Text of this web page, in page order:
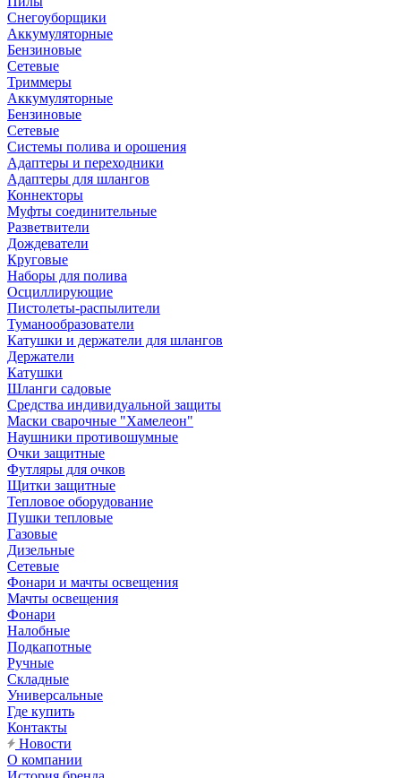
Снегоуборщики
Аккумуляторные
Бензиновые
Сетевые
Триммеры
Аккумуляторные
Бензиновые
Сетевые
Системы полива и орошения
Адаптеры и переходники
Адаптеры для шлангов
Коннекторы
Муфты соединительные
Разветвители
Дождеватели
Круговые
Наборы для полива
Осциллирующие
Пистолеты-распылители
Туманообразователи
Катушки и держатели для шлангов
Держатели
Катушки
Шланги садовые
Средства индивидуальной защиты
Маски сварочные "Хамелеон"
Наушники противошумные
Очки защитные
Футляры для очков
Щитки защитные
Тепловое оборудование
Пушки тепловые
Газовые
Дизельные
Сетевые
Фонари и мачты освещения
Мачты освещения
Фонари
Налобные
Подкапотные
Ручные
Складные
Универсальные
Где купить
Контакты
Новости
О компании